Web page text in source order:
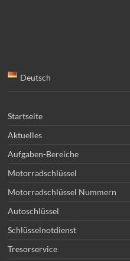
Deutsch
Startseite
Aktuelles
Aufgaben-Bereiche
Motorradschlüssel
Motorradschlüssel Nummern
Autoschlüssel
Schlüsselnotdienst
Tresorservice